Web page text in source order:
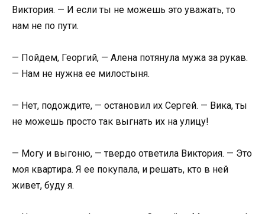
Виктория. — И если ты не можешь это уважать, то
нам не по пути.
— Пойдем, Георгий, — Алена потянула мужа за рукав.
— Нам не нужна ее милостыня.
— Нет, подождите, — остановил их Сергей. — Вика, ты
не можешь просто так выгнать их на улицу!
— Могу и выгоню, — твердо ответила Виктория. — Это
моя квартира. Я ее покупала, и решать, кто в ней
живет, буду я.